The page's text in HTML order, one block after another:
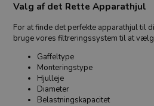
Valg af det Rette Apparathjul
For at finde det perfekte apparathjul til
bruge vores filtreringssystem til at
Gaffeltype
Monteringstype
Hjulleje
Diameter
Belastningskapacitet